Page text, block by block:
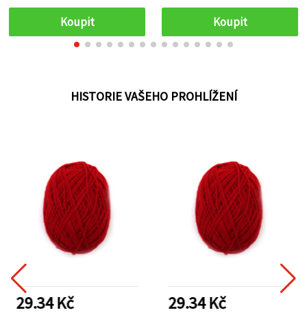
Koupit
pro výrobu šperků a
kreativní tvoření
Koupit
HISTORIE VAŠEHO PROHLÍŽENÍ
29.34 Kč 29.34 Kč